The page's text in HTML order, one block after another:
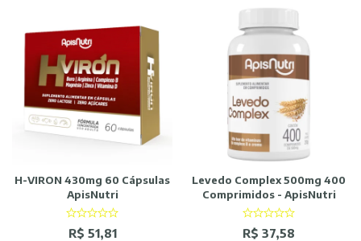
H-VIRON 430mg 60 Cápsulas
ApisNutri
R$ 51,81
Levedo Complex 500mg 400
Comprimidos - ApisNutri
R$ 37,58